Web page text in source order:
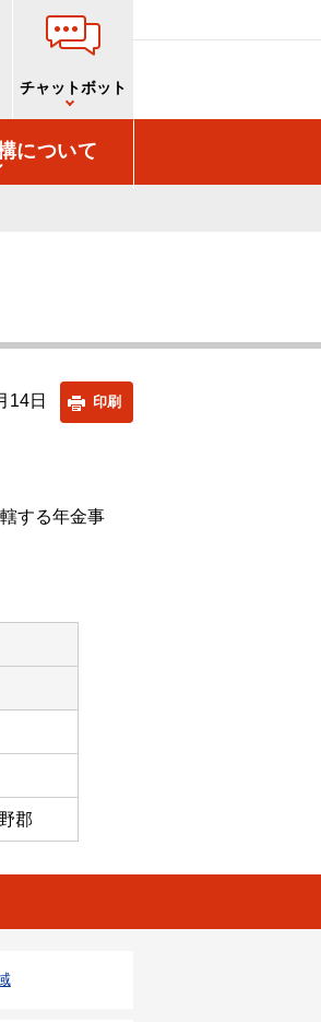
チャットボット
について
14日 印刷
する年金事
郡